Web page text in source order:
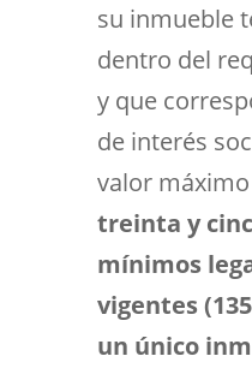
su inmueble
dentro del
y que
de interés
valor
treinta y
mínimos
vigentes
un único